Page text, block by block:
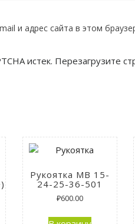
и адрес сайта в этом
истек. Перезагрузите
Рукоятка MB 15-
24-25-36-501
₽600.00